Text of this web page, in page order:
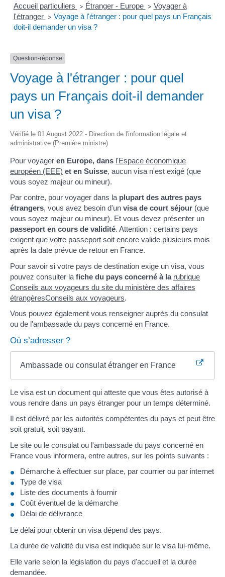
Accueil particuliers > Étranger - Europe > Voyager à
l'étranger > Voyage à l'étranger : pour quel pays un Français
doit-il demander un visa ?
Question-réponse
Voyage à l'étranger : pour quel
pays un Français doit-il demander
un visa ?
Vérifié le 01 August 2022 - Direction de l'information légale et
administrative (Première ministre)
Pour voyager en Europe, dans l'Espace économique
européen (EEE) et en Suisse, aucun visa n'est exigé (que
vous soyez majeur ou mineur).
Par contre, pour voyager dans la plupart des autres pays
étrangers, vous avez besoin d'un visa de court séjour (que
vous soyez majeur ou mineur). Et vous devez présenter un
passeport en cours de validité. Attention : certains pays
exigent que votre passeport soit encore valide plusieurs mois
après la date prévue de retour en France.
Pour savoir si votre pays de destination exige un visa, vous
pouvez consulter la fiche du pays concerné à la rubrique
Conseils aux voyageurs du site du ministère des affaires
étrangèresConseils aux voyageurs.
Vous pouvez également vous renseigner auprès du consulat
ou de l'ambassade du pays concerné en France.
Où s’adresser ?
Ambassade ou consulat étranger en France
Le visa est un document qui atteste que vous êtes autorisé à
vous rendre dans un pays étranger pour un temps déterminé.
Il est délivré par les autorités compétentes du pays et peut être
soit gratuit, soit payant.
Le site ou le consulat ou l'ambassade du pays concerné en
France vous informera, entre autres, sur les points suivants :
Démarche à effectuer sur place, par courrier ou par internet
Type de visa
Liste des documents à fournir
Coût éventuel de la démarche
Délai de délivrance
Le délai pour obtenir un visa dépend des pays.
La durée de validité du visa est indiquée sur le visa lui-même.
Elle varie selon la législation du pays d'accueil et la durée
demandée.